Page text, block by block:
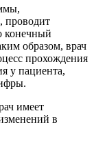
проводит
конечный
образом, врач
прохождения
у пациента,
имеет
в